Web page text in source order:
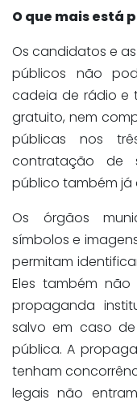
O que mais está
Os candidatos e
públicos não
cadeia de rádio e
gratuito, nem
públicas nos
contratação de
público também já
Os órgãos
símbolos e
permitam
Eles também
propaganda
salvo em caso
pública. A
tenham
legais não